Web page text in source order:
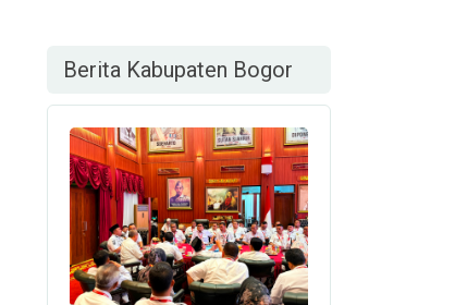
Berita Kabupaten Bogor